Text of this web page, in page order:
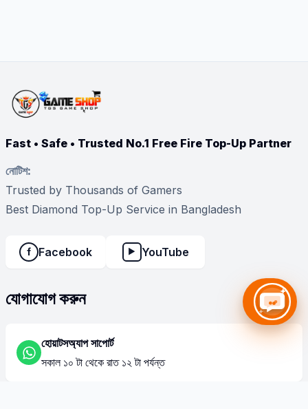
Fast • Safe • Trusted No.1 Free Fire Top-Up Partner
নোটিশ:
Trusted by Thousands of Gamers
Best Diamond Top-Up Service in Bangladesh
f Facebook ▶ YouTube
যোগাযোগ করুন
হোয়াটসঅ্যাপ সাপোর্ট
সকাল ১০ টা থেকে রাত ১২ টা পর্যন্ত